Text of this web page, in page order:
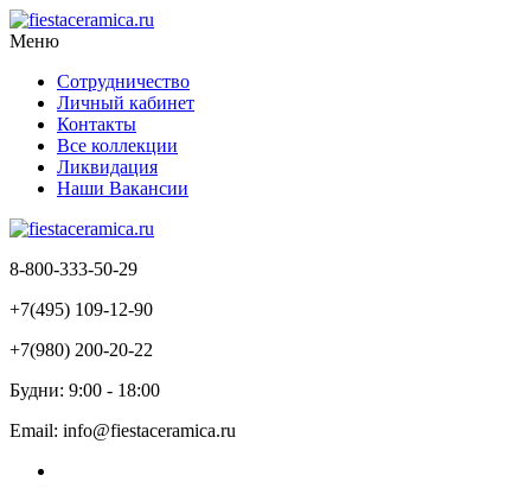
Меню
Сотрудничество
Личный кабинет
Контакты
Все коллекции
Ликвидация
Наши Вакансии
8-800-333-50-29
+7(495) 109-12-90
+7(980) 200-20-22
Будни: 9:00 - 18:00
Email: info@fiestaceramica.ru